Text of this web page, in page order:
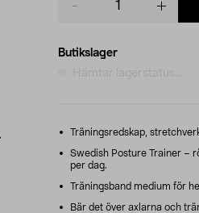
Butikslager
Träningsredskap,
Swedish Posture Trainer –
per dag.
Träningsband medium för
Bär det över axlarna och